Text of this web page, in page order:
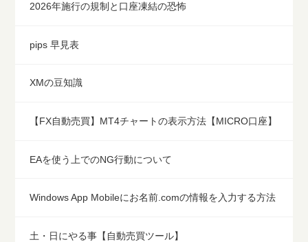
2026年施行の規制と口座凍結の恐怖
pips 早見表
XMの豆知識
【FX自動売買】MT4チャートの表示方法【MICRO口座】
EAを使う上でのNG行動について
Windows App Mobileにお名前.comの情報を入力する方法
土・日にやる事【自動売買ツール】